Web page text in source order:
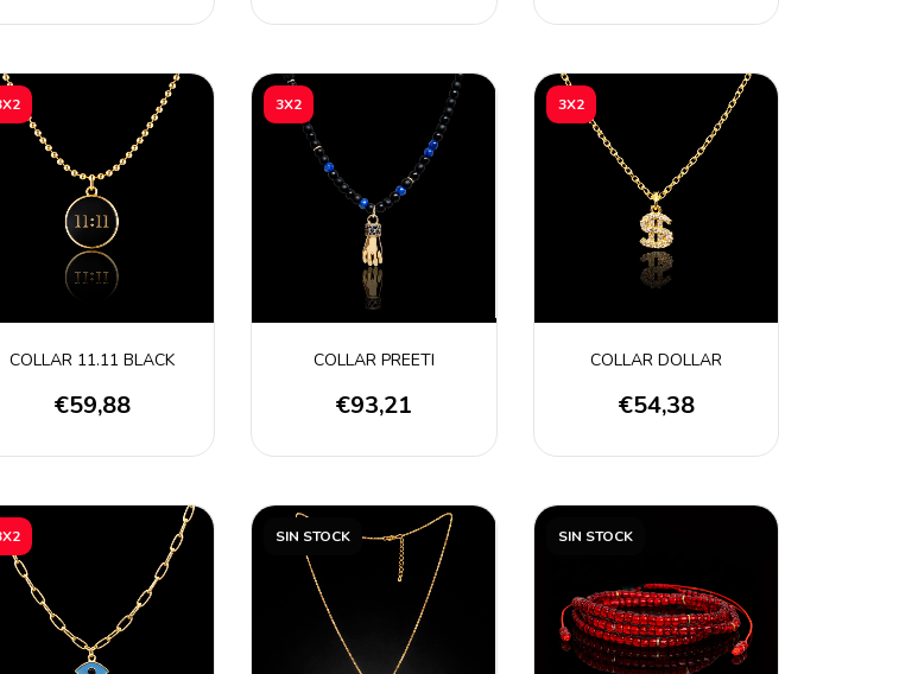
COLLAR 11.11 BLACK
€59,88
3X2
COLLAR PREETI
€93,21
3X2
COLLAR DOLLAR
€54,38
SIN STOCK SIN STOCK